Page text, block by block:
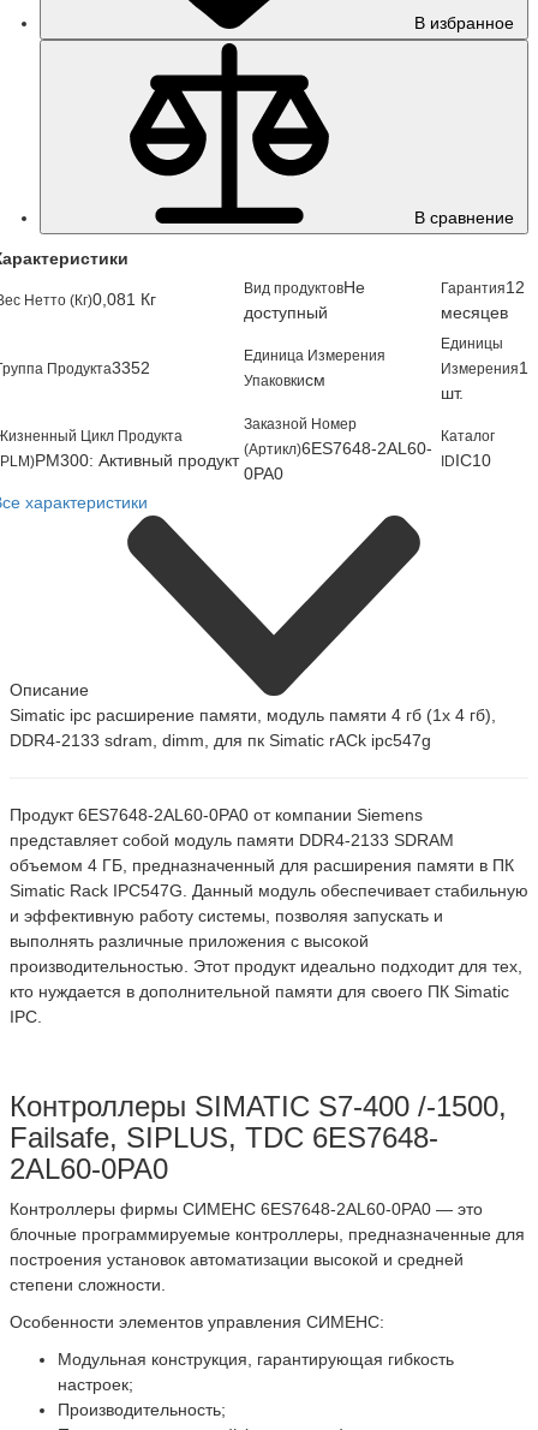
В избранное
В сравнение
Нетто (Кг)0,081 Кг
Вид продуктовНе
доступный
Гарантия12
месяцев
Продукта3352
Единица Измерения
Упаковкисм
Единицы
Измерения1
шт.
Цикл Продукта
PM300: Активный продукт
Заказной Номер
(Артикл)6ES7648-2AL60-
0PA0
Каталог
IDIC10
характеристики
Описание
Simatic ipc расширение памяти, модуль памяти 4 гб (1x 4 гб),
DDR4-2133 sdram, dimm, для пк Simatic rACk ipc547g
Продукт 6ES7648-2AL60-0PA0 от компании Siemens
представляет собой модуль памяти DDR4-2133 SDRAM
объемом 4 ГБ, предназначенный для расширения памяти в ПК
Simatic Rack IPC547G. Данный модуль обеспечивает стабильную
и эффективную работу системы, позволяя запускать и
выполнять различные приложения с высокой
производительностью. Этот продукт идеально подходит для тех,
кто нуждается в дополнительной памяти для своего ПК Simatic
IPC.
Контроллеры SIMATIC S7-400 /-1500,
Failsafe, SIPLUS, TDC 6ES7648-
2AL60-0PA0
Контроллеры фирмы СИМЕНС 6ES7648-2AL60-0PA0 — это
блочные программируемые контроллеры, предназначенные для
построения установок автоматизации высокой и средней
степени сложности.
Особенности элементов управления СИМЕНС:
Модульная конструкция, гарантирующая гибкость
настроек;
Производительность;